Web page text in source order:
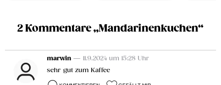
2 Kommentare „Mandarinenkuchen“
marwin — 11.9.2024 um 15:28 Uhr
sehr gut zum Kaffee